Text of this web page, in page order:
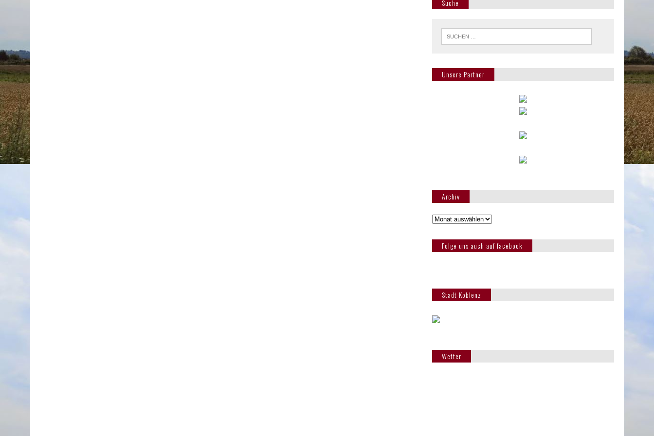
Suche
Unsere Partner
Archiv
Folge uns auch auf facebook
Stadt Koblenz
Wetter